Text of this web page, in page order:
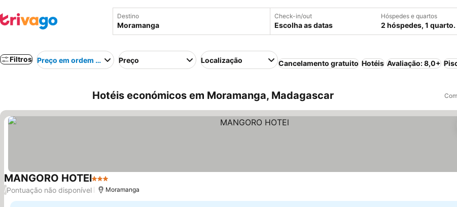
Destino Check-in/out
Escolha as datas
Hóspedes e quartos
2 hóspedes, 1 quarto.
Filtros Preço em ordem crescentePreço Localização Cancelamento gratuito Hotéis Avaliação: 8,0+
Hotéis económicos em Moramanga, Madagascar
MANGORO HOTEl3 Estrelas
/Pontuação não disponível Moramanga